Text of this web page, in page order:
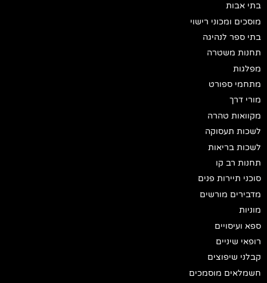
בתי אבות
מוסכים ומכוני רישוי
בתי ספר לנהיגה
תחנות משטרה
מפלגות
מתחמי ספורט
מורי דרך
מקוואות טהרה
לשכות תעסוקה
לשכות בריאות
תחנות רב קו
סוכני תיירות פנים
מדבירים מורשים
מוניות
ספא ועיסויים
רופאי שיניים
קבלני שיפוצים
חשמלאים מוסמכים